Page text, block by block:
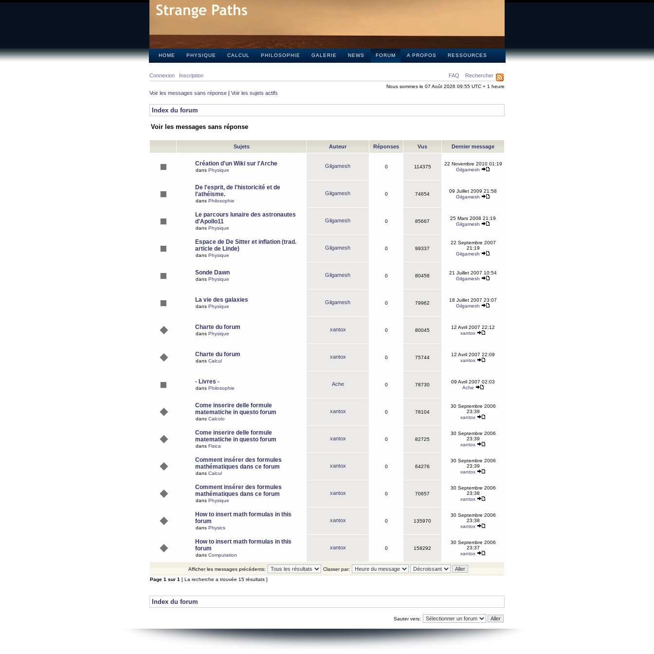
HOME PHYSIQUE CALCUL PHILOSOPHIE GALERIE NEWS FORUM A PROPOS RESSOURCES
FAQ Rechercher
Connexion Inscription
Nous sommes le 07 Août 2026 09:55 UTC + 1 heure
Voir les messages sans réponse | Voir les sujets actifs
Index du forum
Voir les messages sans réponse
Sujets Auteur Réponses Vus Dernier message
Création d'un Wiki sur l'Arche
dans Physique
Gilgamesh 0 114375
22 Novembre 2010 01:19
Gilgamesh
De l'esprit, de l'historicité et de
l'athéisme.
dans Philosophie
Gilgamesh 0 74654
09 Juillet 2009 21:58
Gilgamesh
Le parcours lunaire des astronautes
d'Apollo11
dans Physique
Gilgamesh 0 85667
25 Mars 2008 21:19
Gilgamesh
Espace de De Sitter et inflation (trad.
article de Linde)
dans Physique
Gilgamesh 0 99337
22 Septembre 2007
21:19
Gilgamesh
Sonde Dawn
dans Physique
Gilgamesh 0 80458
21 Juillet 2007 10:54
Gilgamesh
La vie des galaxies
dans Physique
Gilgamesh 0 79962
18 Juillet 2007 23:07
Gilgamesh
Charte du forum
dans Physique
xantox 0 80045
12 Avril 2007 22:12
xantox
Charte du forum
dans Calcul
xantox 0 75744
12 Avril 2007 22:09
xantox
- Livres -
dans Philosophie
Ache 0 78730
09 Avril 2007 02:03
Ache
Come inserire delle formule
matematiche in questo forum
dans Calcolo
xantox 0 78104
30 Septembre 2006
23:39
xantox
Come inserire delle formule
matematiche in questo forum
dans Fisica
xantox 0 82725
30 Septembre 2006
23:39
xantox
Comment insérer des formules
mathématiques dans ce forum
dans Calcul
xantox 0 64276
30 Septembre 2006
23:39
xantox
Comment insérer des formules
mathématiques dans ce forum
dans Physique
xantox 0 70657
30 Septembre 2006
23:38
xantox
How to insert math formulas in this
forum
dans Physics
xantox 0 135970
30 Septembre 2006
23:38
xantox
How to insert math formulas in this
forum
dans Computation
xantox 0 158292
30 Septembre 2006
23:37
xantox
Afficher les messages précédents:
Classer par:
Page 1 sur 1 [ La recherche a trouvée 15 résultats ]
Index du forum
Sauter vers: